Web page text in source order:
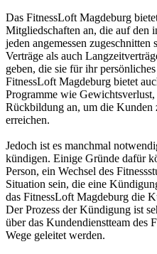
Das FitnessLoft Magdeburg
Mitgliedschaften an, die auf den
jeden angemessen
Verträge als auch
geben, die sie für ihr
FitnessLoft Magdeburg bietet
Programme wie
Rückbildung an, um die Kunden
erreichen.
Jedoch ist es manchmal
kündigen. Einige Gründe dafür
Person, ein Wechsel des
Situation sein, die eine
das FitnessLoft Magdeburg die
Der Prozess der Kündigung ist
über das Kundendienstteam des
Wege geleitet werden.